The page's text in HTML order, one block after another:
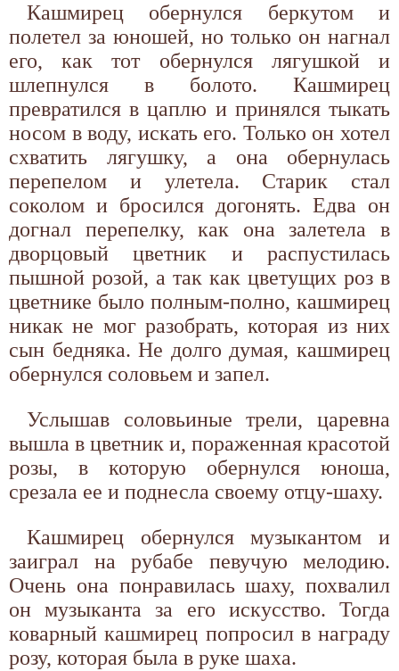
Кашмирец обернулся беркутом и
полетел за юношей, но только он нагнал
его, как тот обернулся лягушкой и
шлепнулся в болото. Кашмирец
превратился в цаплю и принялся тыкать
носом в воду, искать его. Только он хотел
схватить лягушку, а она обернулась
перепелом и улетела. Старик стал
соколом и бросился догонять. Едва он
догнал перепелку, как она залетела в
дворцовый цветник и распустилась
пышной розой, а так как цветущих роз в
цветнике было полным-полно, кашмирец
никак не мог разобрать, которая из них
сын бедняка. Не долго думая, кашмирец
обернулся соловьем и запел.
Услышав соловьиные трели, царевна
вышла в цветник и, пораженная красотой
розы, в которую обернулся юноша,
срезала ее и поднесла своему отцу-шаху.
Кашмирец обернулся музыкантом и
заиграл на рубабе певучую мелодию.
Очень она понравилась шаху, похвалил
он музыканта за его искусство. Тогда
коварный кашмирец попросил в награду
розу, которая была в руке шаха.